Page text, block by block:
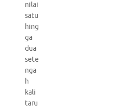
nilai
satu
hing
ga
dua
sete
nga
h
kali
taru